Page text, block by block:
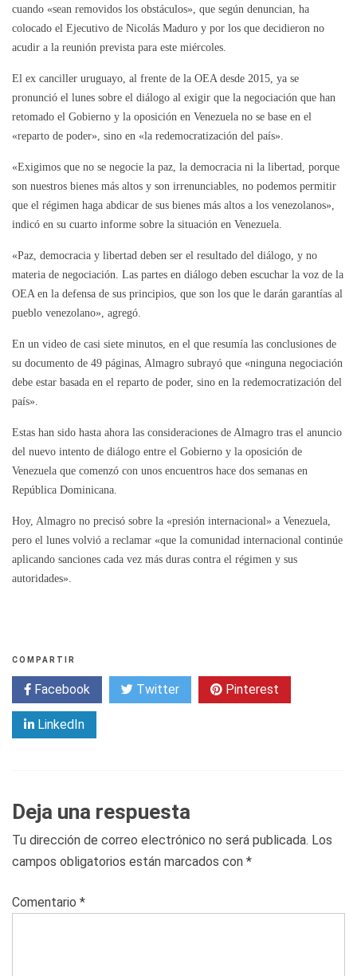
cuando «sean removidos los obstáculos», que según denuncian, ha
colocado el Ejecutivo de Nicolás Maduro y por los que decidieron no
acudir a la reunión prevista para este miércoles.
El ex canciller uruguayo, al frente de la OEA desde 2015, ya se
pronunció el lunes sobre el diálogo al exigir que la negociación que han
retomado el Gobierno y la oposición en Venezuela no se base en el
«reparto de poder», sino en «la redemocratización del país».
«Exigimos que no se negocie la paz, la democracia ni la libertad, porque
son nuestros bienes más altos y son irrenunciables, no podemos permitir
que el régimen haga abdicar de sus bienes más altos a los venezolanos»,
indicó en su cuarto informe sobre la situación en Venezuela.
«Paz, democracia y libertad deben ser el resultado del diálogo, y no
materia de negociación. Las partes en diálogo deben escuchar la voz de la
OEA en la defensa de sus principios, que son los que le darán garantías al
pueblo venezolano», agregó.
En un video de casi siete minutos, en el que resumía las conclusiones de
su documento de 49 páginas, Almagro subrayó que «ninguna negociación
debe estar basada en el reparto de poder, sino en la redemocratización del
país».
Estas han sido hasta ahora las consideraciones de Almagro tras el anuncio
del nuevo intento de diálogo entre el Gobierno y la oposición de
Venezuela que comenzó con unos encuentros hace dos semanas en
República Dominicana.
Hoy, Almagro no precisó sobre la «presión internacional» a Venezuela,
pero el lunes volvió a reclamar «que la comunidad internacional continúe
aplicando sanciones cada vez más duras contra el régimen y sus
autoridades».
COMPARTIR
Facebook Twitter Pinterest
LinkedIn
Deja una respuesta
Tu dirección de correo electrónico no será publicada. Los
campos obligatorios están marcados con *
Comentario *